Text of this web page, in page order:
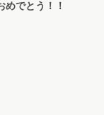
めでとう！！